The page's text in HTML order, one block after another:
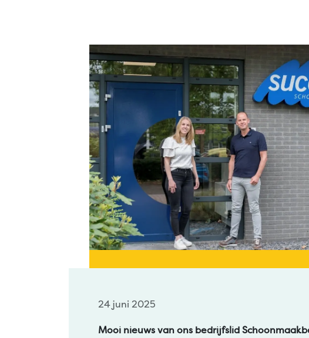
24 juni 2025
Mooi nieuws van ons bedrijfslid